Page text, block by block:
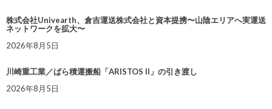
株式会社Univearth、倉吉運送株式会社と資本提携〜山陰エリアへ実運送
ネットワークを拡大〜
2026年8月5日
川崎重工業／ばら積運搬船「ARISTOS II」の引き渡し
2026年8月5日